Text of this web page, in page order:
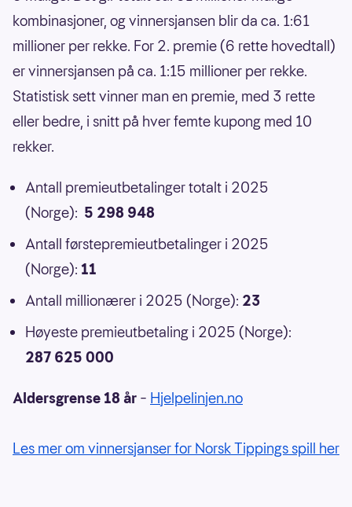
kombinasjoner, og vinnersjansen blir da ca. 1:61
millioner per rekke. For 2. premie (6 rette hovedtall)
er vinnersjansen på ca. 1:15 millioner per rekke.
Statistisk sett vinner man en premie, med 3 rette
eller bedre, i snitt på hver femte kupong med 10
rekker.
Antall premieutbetalinger totalt i 2025
(Norge): 5 298 948
Antall førstepremieutbetalinger i 2025
(Norge): 11
Antall millionærer i 2025 (Norge): 23
Høyeste premieutbetaling i 2025 (Norge):
287 625 000
Aldersgrense 18 år – Hjelpelinjen.no
Les mer om vinnersjanser for Norsk Tippings spill her